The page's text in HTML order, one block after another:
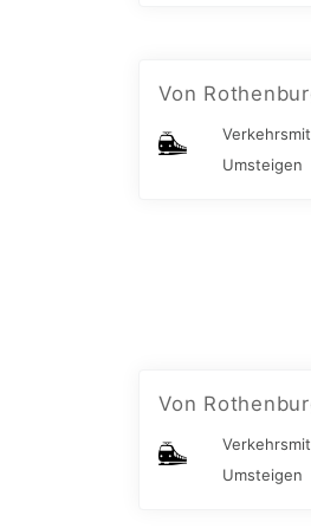
Von
Umsteigen
Von
Umsteigen